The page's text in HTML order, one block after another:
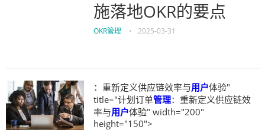
施落地OKR的要点
OKR管理 • 2025-03-31
：重新定义供应链效率与用户体验"
title="计划订单管理：重新定义供应链效
率与用户体验" width="200"
height="150">